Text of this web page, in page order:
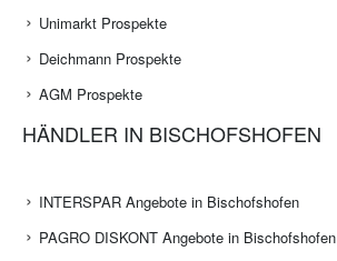
Unimarkt Prospekte
Deichmann Prospekte
AGM Prospekte
HÄNDLER IN BISCHOFSHOFEN
INTERSPAR Angebote in Bischofshofen
PAGRO DISKONT Angebote in Bischofshofen